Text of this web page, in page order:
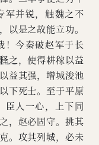
军并锐，触魏之不
以是之故能立功。
！今秦破赵军于长
之，使得耕稼以益
益其强，增城浚池
下死士。至于平原
臣人一心，上下同
，赵必固守。挑其
。攻其列城，必未